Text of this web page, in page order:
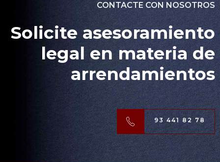
CONTACTE CON NOSOTROS
Solicite asesoramiento
legal en materia de
arrendamientos
93 441 82 78